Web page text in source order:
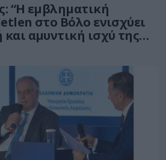
“Η εμβληματική
στο Βόλο ενισχύει
αμυντική ισχύ της